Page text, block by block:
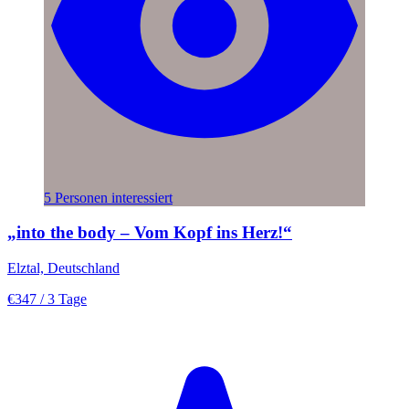
5 Personen interessiert
„into the body – Vom Kopf ins Herz!“
Elztal, Deutschland
€347 / 3 Tage